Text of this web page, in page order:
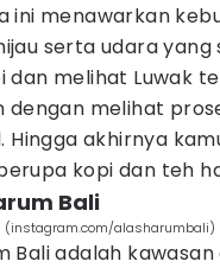
ini menawarkan
serta udara yang
dan melihat Luwak
dengan melihat
Hingga akhirnya
kopi dan teh
Bali
(instagram.com/alasharumbali)
Bali adalah